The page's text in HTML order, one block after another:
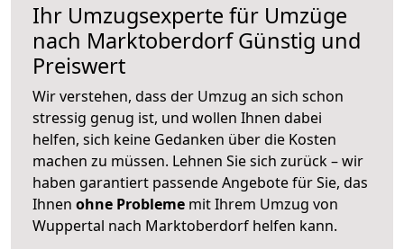
Ihr Umzugsexperte für Umzüge
nach MarktoberdorfGünstig und
Preiswert
Wir verstehen, dass der Umzug an sich schon
stressig genug ist, und wollen Ihnen dabei
helfen, sich keine Gedanken über die Kosten
machen zu müssen. Lehnen Sie sich zurück – wir
haben garantiert passende Angebote für Sie, das
Ihnen ohne Probleme mit Ihrem Umzug von
Wuppertal nach Marktoberdorf helfen kann.